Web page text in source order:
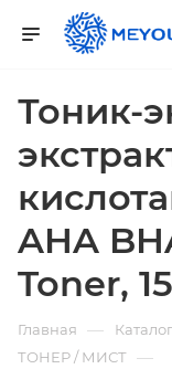
Тоник-
AHA
Toner,
Главная — Каталог
ТОНЕР / МИСТ —